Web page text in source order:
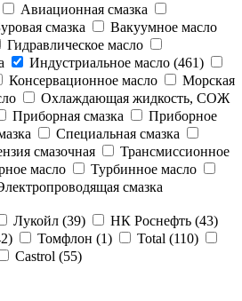
Авиационная смазка
смазка
Вакуумное масло
Гидравлическое масло
Индустриальное масло (461)
Консервационное масло
Морская
Охлаждающая жидкость, СОЖ
Приборная смазка
Приборное
Специальная смазка
смазочная
Трансмиссионное
масло
Турбинное масло
смазка
Лукойл (39)
НК Роснефть (43)
Томфлон (1)
Total (110)
Castrol (55)